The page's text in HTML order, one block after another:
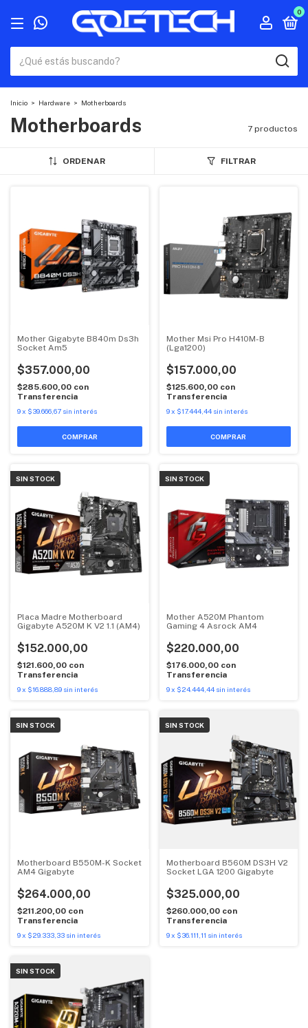
0
Inicio > Hardware > Motherboards
Motherboards 7 productos
ORDENAR FILTRAR
Mother Gigabyte B840m Ds3h
Socket Am5
$357.000,00
$285.600,00 con
Transferencia
9x $39.666,67 sin interés
Mother Msi Pro H410M-B
(Lga1200)
$157.000,00
$125.600,00 con
Transferencia
9 x $17.444,44 sin interés
SIN STOCK
Placa Madre Motherboard
Gigabyte A520M K V2 1.1 (AM4)
$152.000,00
$121.600,00 con
Transferencia
9x $16.888,89 sin interés
SIN STOCK
Mother A520M Phantom
Gaming 4 Asrock AM4
$220.000,00
$176.000,00 con
Transferencia
9 x $24.444,44 sin interés
SIN STOCK
Motherboard B550M-K Socket
AM4 Gigabyte
$264.000,00
$211.200,00 con
Transferencia
9x $29.333,33 sin interés
SIN STOCK
Motherboard B560M DS3H V2
Socket LGA 1200 Gigabyte
$325.000,00
$260.000,00 con
Transferencia
9 x $36.111,11 sin interés
SIN STOCK